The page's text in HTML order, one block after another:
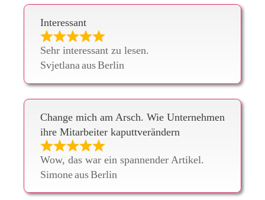
Interessant
Sehr interessant zu lesen.
Svjetlana ausBerlin
Change mich am Arsch. Wie Unternehmen
ihre Mitarbeiter kaputtverändern
Wow, das war ein spannender Artikel.
SimoneausBerlin